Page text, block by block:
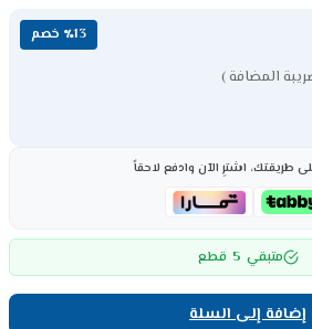
٪13 خصم
المضافة )
طريقتك، اشترِ الآن وادفع لاحقاً
متبقي 5 قطع
إضافة إلى السلة